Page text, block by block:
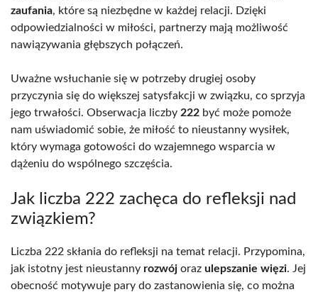
zaufania, które są niezbędne w każdej relacji. Dzięki
odpowiedzialności w miłości, partnerzy mają możliwość
nawiązywania głębszych połączeń.
Uważne wsłuchanie się w potrzeby drugiej osoby
przyczynia się do większej satysfakcji w związku, co sprzyja
jego trwałości. Obserwacja liczby 222 być może pomoże
nam uświadomić sobie, że miłość to nieustanny wysiłek,
który wymaga gotowości do wzajemnego wsparcia w
dążeniu do wspólnego szczęścia.
Jak liczba 222 zachęca do refleksji nad
związkiem?
Liczba 222 skłania do refleksji na temat relacji. Przypomina,
jak istotny jest nieustanny rozwój oraz ulepszanie więzi. Jej
obecność motywuje pary do zastanowienia się, co można